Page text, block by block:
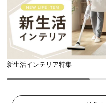
新生活インテリア特集